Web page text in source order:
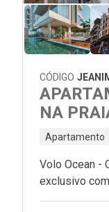
CÓDIGO
NA
Apartamento
Volo Ocean -
exclusivo